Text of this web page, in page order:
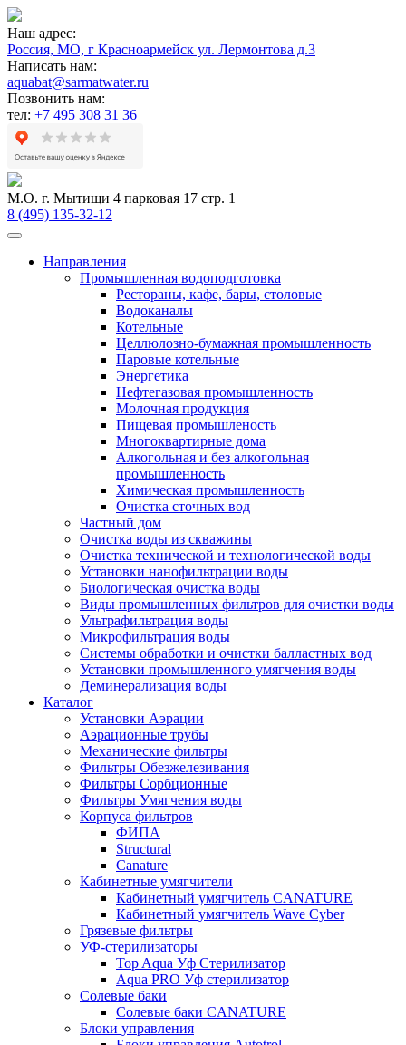
Наш адрес:
Россия, МО, г Красноармейск ул. Лермонтова д.3
Написать нам:
aquabat@sarmatwater.ru
Позвонить нам:
тел: +7 495 308 31 36
М.О. г. Мытищи 4 парковая 17 стр. 1
8 (495) 135-32-12
Направления
Промышленная водоподготовка
Рестораны, кафе, бары, столовые
Водоканалы
Котельные
Целлюлозно-бумажная промышленность
Паровые котельные
Энергетика
Нефтегазовая промышленность
Молочная продукция
Пищевая промышленость
Многоквартирные дома
Алкогольная и без алкогольная
промышленность
Химическая промышленность
Очистка сточных вод
Частный дом
Очистка воды из скважины
Очистка технической и технологической воды
Установки нанофильтрации воды
Биологическая очистка воды
Виды промышленных фильтров для очистки воды
Ультрафильтрация воды
Микрофильтрация воды
Системы обработки и очистки балластных вод
Установки промышленного умягчения воды
Деминерализация воды
Каталог
Установки Аэрации
Аэрационные трубы
Механические фильтры
Фильтры Обезжелезивания
Фильтры Сорбционные
Фильтры Умягчения воды
Корпуса фильтров
ФИПА
Structural
Canature
Кабинетные умягчители
Кабинетный умягчитель CANATURE
Кабинетный умягчитель Wave Cyber
Грязевые фильтры
УФ-стерилизаторы
Top Aqua Уф Стерилизатор
Aqua PRO Уф стерилизатор
Солевые баки
Солевые баки CANATURE
Блоки управления